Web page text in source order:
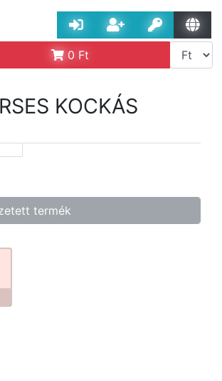
0 Ft
KOCKÁS
termék